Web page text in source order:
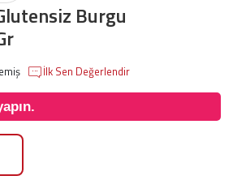
Burgu
İlk Sen Değerlendir